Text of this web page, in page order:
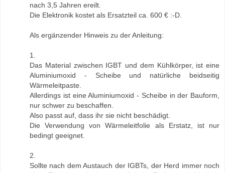
nach 3,5 Jahren ereilt.
Die Elektronik kostet als Ersatzteil ca. 600 € :-D.
Als ergänzender Hinweis zu der Anleitung:
1.
Das Material zwischen IGBT und dem Kühlkörper, ist eine
Aluminiumoxid - Scheibe und natürliche beidseitig
Wärmeleitpaste.
Allerdings ist eine Aluminiumoxid - Scheibe in der Bauform,
nur schwer zu beschaffen.
Also passt auf, dass ihr sie nicht beschädigt.
Die Verwendung von Wärmeleitfolie als Erstatz, ist nur
bedingt geeignet.
2.
Sollte nach dem Austauch der IGBTs, der Herd immer noch